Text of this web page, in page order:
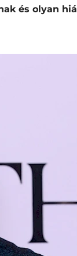
és olyan